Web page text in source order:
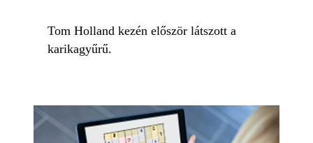
Tom Holland kezén először látszott a
karikagyűrű.